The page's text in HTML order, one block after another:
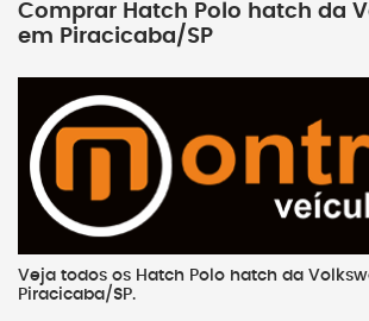
Comprar Hatch Polo hatch da
em Piracicaba/SP
Veja todos os Hatch Polo hatch da
Piracicaba/SP.